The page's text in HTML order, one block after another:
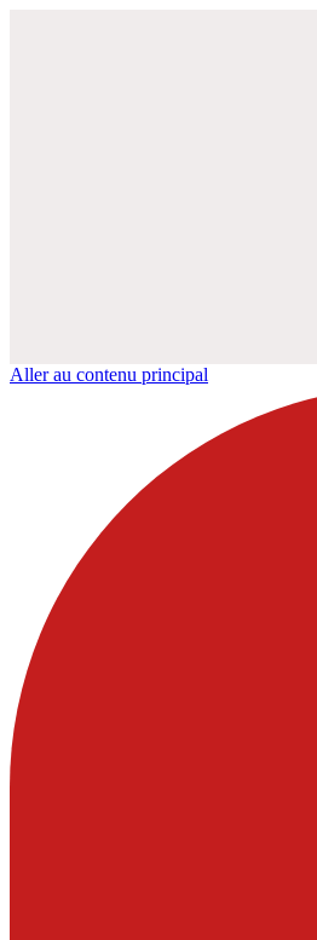
Aller au contenu principal